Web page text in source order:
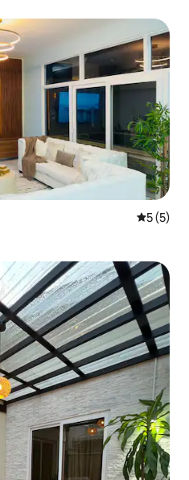
5 de
5 (5)
dos hóspedes